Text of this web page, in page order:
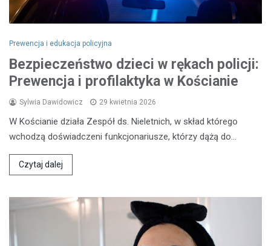
Prewencja i edukacja policyjna
Bezpieczeństwo dzieci w rękach policji:
Prewencja i profilaktyka w Kościanie
Sylwia Dawidowicz 29 kwietnia 2026
W Kościanie działa Zespół ds. Nieletnich, w skład którego
wchodzą doświadczeni funkcjonariusze, którzy dążą do…
Czytaj dalej